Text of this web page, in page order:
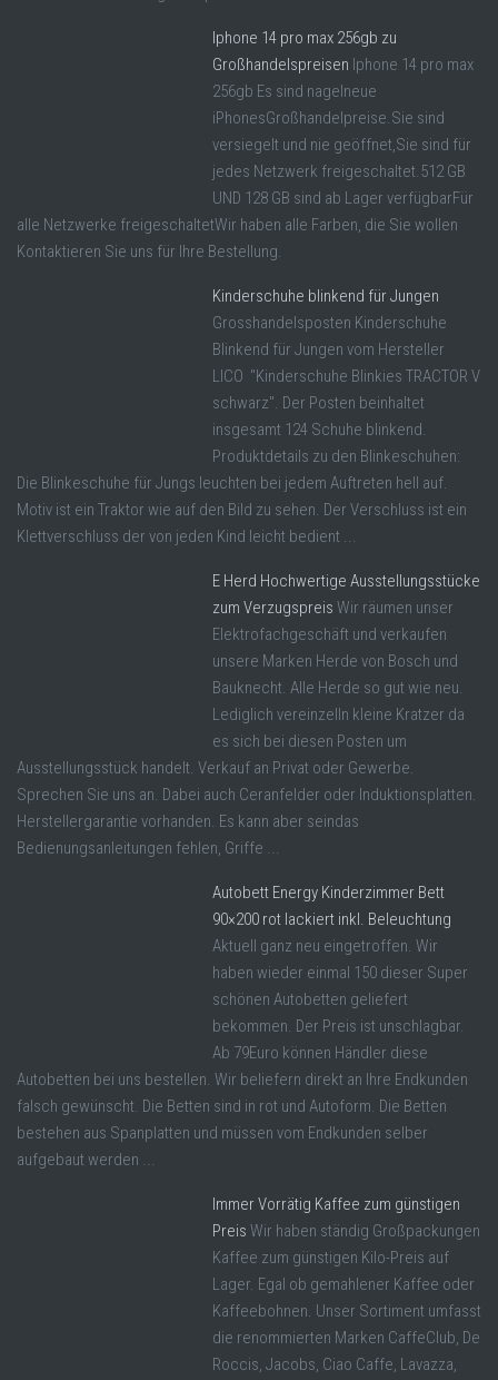
Iphone 14 pro max 256gb zu
Großhandelspreisen Iphone 14 pro max
256gb Es sind nagelneue
iPhonesGroßhandelpreise.Sie sind
versiegelt und nie geöffnet,Sie sind für
jedes Netzwerk freigeschaltet.512 GB
UND 128 GB sind ab Lager verfügbarFür
alle Netzwerke freigeschaltetWir haben alle Farben, die Sie wollen
Kontaktieren Sie uns für Ihre Bestellung.
Kinderschuhe blinkend für Jungen
Grosshandelsposten Kinderschuhe
Blinkend für Jungen vom Hersteller
LICO "Kinderschuhe Blinkies TRACTOR V
schwarz". Der Posten beinhaltet
insgesamt 124 Schuhe blinkend.
Produktdetails zu den Blinkeschuhen:
Die Blinkeschuhe für Jungs leuchten bei jedem Auftreten hell auf.
Motiv ist ein Traktor wie auf den Bild zu sehen. Der Verschluss ist ein
Klettverschluss der von jeden Kind leicht bedient ...
E Herd Hochwertige Ausstellungsstücke
zum Verzugspreis Wir räumen unser
Elektrofachgeschäft und verkaufen
unsere Marken Herde von Bosch und
Bauknecht. Alle Herde so gut wie neu.
Lediglich vereinzelln kleine Kratzer da
es sich bei diesen Posten um
Ausstellungsstück handelt. Verkauf an Privat oder Gewerbe.
Sprechen Sie uns an. Dabei auch Ceranfelder oder Induktionsplatten.
Herstellergarantie vorhanden. Es kann aber seindas
Bedienungsanleitungen fehlen, Griffe ...
Autobett Energy Kinderzimmer Bett
90×200 rot lackiert inkl. Beleuchtung
Aktuell ganz neu eingetroffen. Wir
haben wieder einmal 150 dieser Super
schönen Autobetten geliefert
bekommen. Der Preis ist unschlagbar.
Ab 79Euro können Händler diese
Autobetten bei uns bestellen. Wir beliefern direkt an Ihre Endkunden
falsch gewünscht. Die Betten sind in rot und Autoform. Die Betten
bestehen aus Spanplatten und müssen vom Endkunden selber
aufgebaut werden ...
Immer Vorrätig Kaffee zum günstigen
Preis Wir haben ständig Großpackungen
Kaffee zum günstigen Kilo-Preis auf
Lager. Egal ob gemahlener Kaffee oder
Kaffeebohnen. Unser Sortiment umfasst
die renommierten Marken CaffeClub, De
Roccis, Jacobs, Ciao Caffe, Lavazza,